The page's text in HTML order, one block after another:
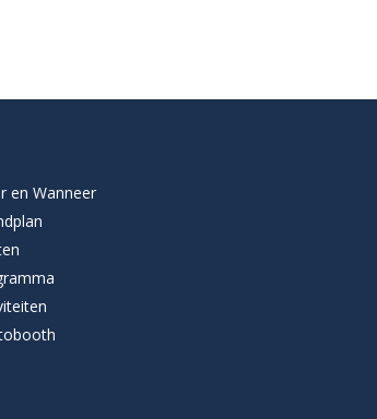
en Wanneer